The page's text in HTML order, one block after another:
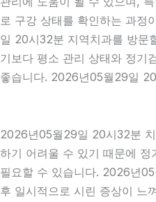
로 구강 상태를 확인하는 과
일 20시32분 지역치과를 방문
기보다 평소 관리 상태와 정기
좋습니다. 2026년05월29일
2026년05월29일 20시32분
하기 어려울 수 있기 때문에
필요할 수 있습니다. 2026년
후 일시적으로 시린 증상이 느